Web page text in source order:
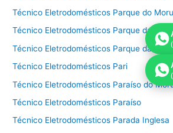
Técnico Eletrodomésticos Parque do
Técnico Eletrodomésticos Parque da
Técnico Eletrodomésticos Parque da Lapa
Técnico Eletrodomésticos Pari
Técnico Eletrodomésticos Paraíso do
Técnico Eletrodomésticos Paraíso
Técnico Eletrodomésticos Parada Inglesa